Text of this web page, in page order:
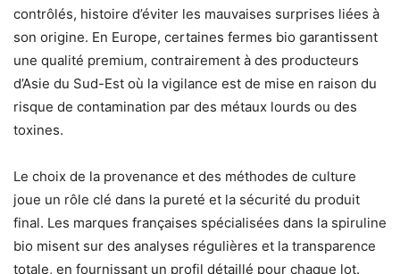
contrôlés, histoire d’éviter les mauvaises surprises liées à
son origine. En Europe, certaines fermes bio garantissent
une qualité premium, contrairement à des producteurs
d’Asie du Sud-Est où la vigilance est de mise en raison du
risque de contamination par des métaux lourds ou des
toxines.
Le choix de la provenance et des méthodes de culture
joue un rôle clé dans la pureté et la sécurité du produit
final. Les marques françaises spécialisées dans la spiruline
bio misent sur des analyses régulières et la transparence
totale, en fournissant un profil détaillé pour chaque lot.